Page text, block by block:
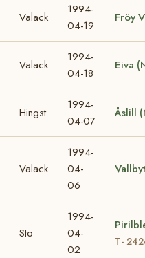
Valack
1994-
04-19
Fröy
Valack
1994-
04-18
Eiva
Hingst
1994-
04-07
Åslill
Valack
1994-
04-
06
Sto
1994-
04-
02
T-